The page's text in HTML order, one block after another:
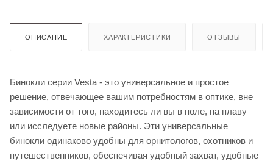
ОПИСАНИЕ ХАРАКТЕРИСТИКИ ОТЗЫВЫ
Бинокли серии Vesta - это универсальное и простое
решение, отвечающее вашим потребностям в оптике, вне
зависимости от того, находитесь ли вы в поле, на плаву
или исследуете новые районы. Эти универсальные
бинокли одинаково удобны для орнитологов, охотников и
путешественников, обеспечивая удобный захват, удобные